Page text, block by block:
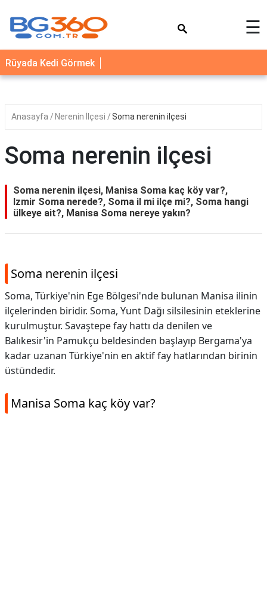
YEMEK
TARİFLERİ
SAĞLIK
☰
Rüyada Kedi Görmek
Anasayfa Nerenin İlçesi Soma nerenin ilçesi
Soma nerenin ilçesi
Soma nerenin ilçesi, Manisa Soma kaç köy var?,
Izmir Soma nerede?, Soma il mi ilçe mi?, Soma hangi
ülkeye ait?, Manisa Soma nereye yakın?
Soma nerenin ilçesi
Soma, Türkiye'nin Ege Bölgesi'nde bulunan Manisa ilinin
ilçelerinden biridir. Soma, Yunt Dağı silsilesinin eteklerine
kurulmuştur. Savaştepe fay hattı da denilen ve
Balıkesir'in Pamukçu beldesinden başlayıp Bergama'ya
kadar uzanan Türkiye'nin en aktif fay hatlarından birinin
üstündedir.
Manisa Soma kaç köy var?